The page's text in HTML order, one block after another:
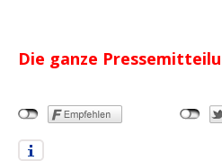
Die ganze